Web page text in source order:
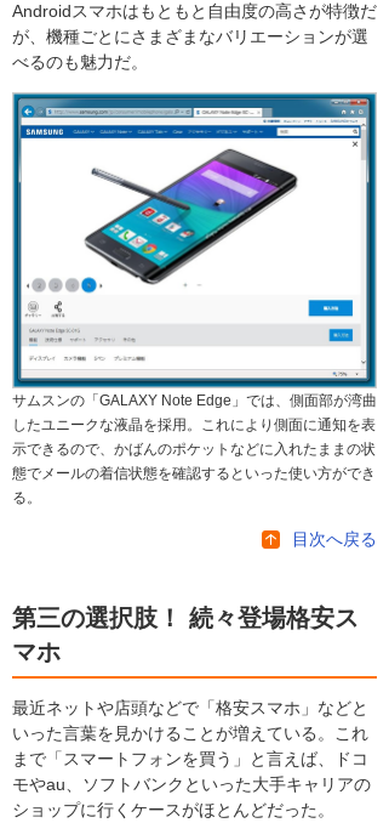
Androidスマホはもともと自由度の高さが特徴だ
が、機種ごとにさまざまなバリエーションが選
べるのも魅力だ。
サムスンの「GALAXY Note Edge」では、側面部が湾曲
したユニークな液晶を採用。これにより側面に通知を表
示できるので、かばんのポケットなどに入れたままの状
態でメールの着信状態を確認するといった使い方ができ
る。
目次へ戻る
第三の選択肢！ 続々登場格安ス
マホ
最近ネットや店頭などで「格安スマホ」などと
いった言葉を見かけることが増えている。これ
まで「スマートフォンを買う」と言えば、ドコ
モやau、ソフトバンクといった大手キャリアの
ショップに行くケースがほとんどだった。